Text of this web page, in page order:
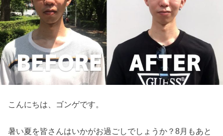
こんにちは、ゴンゲです。
暑い夏を皆さんはいかがお過ごしでしょうか？8月もあと